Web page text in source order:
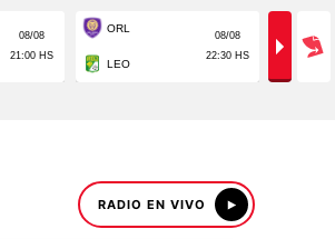
RADIO EN VIVO